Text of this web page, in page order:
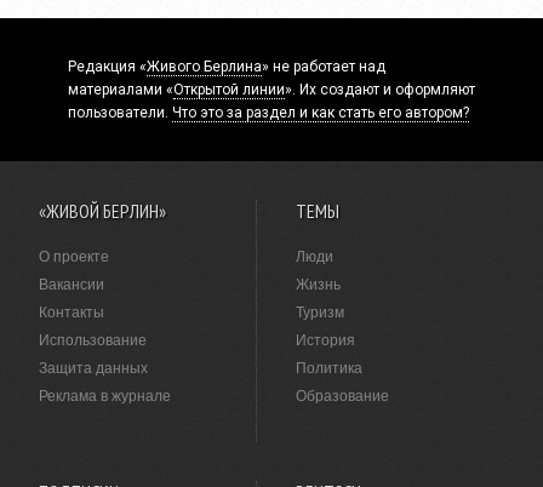
Редакция «Живого Берлина» не работает над
материалами «Открытой линии». Их создают и оформляют
пользователи. Что это за раздел и как стать его автором?
«ЖИВОЙ БЕРЛИН»
О проекте
Вакансии
Контакты
Использование
Защита данных
Реклама в журнале
ТЕМЫ
Люди
Жизнь
Туризм
История
Политика
Образование